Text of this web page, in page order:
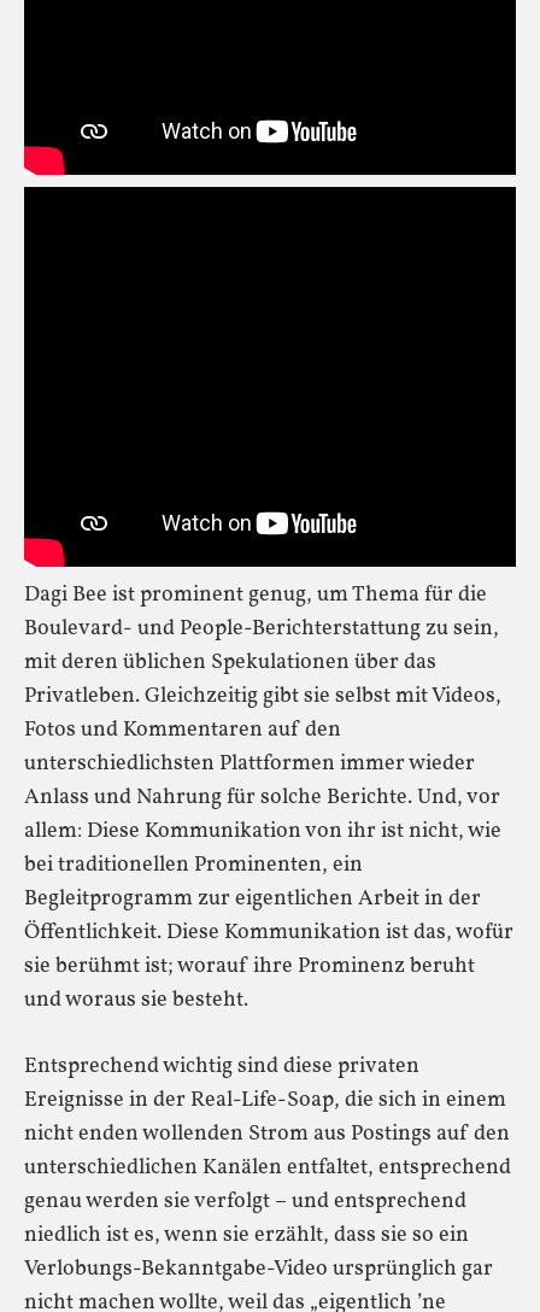
Dagi Bee ist prominent genug, um Thema für die
Boulevard- und People-Berichterstattung zu sein,
mit deren üblichen Spekulationen über das
Privatleben. Gleichzeitig gibt sie selbst mit Videos,
Fotos und Kommentaren auf den
unterschiedlichsten Plattformen immer wieder
Anlass und Nahrung für solche Berichte. Und, vor
allem: Diese Kommunikation von ihr ist nicht, wie
bei traditionellen Prominenten, ein
Begleitprogramm zur eigentlichen Arbeit in der
Öffentlichkeit. Diese Kommunikation ist das, wofür
sie berühmt ist; worauf ihre Prominenz beruht
und woraus sie besteht.
Entsprechend wichtig sind diese privaten
Ereignisse in der Real-Life-Soap, die sich in einem
nicht enden wollenden Strom aus Postings auf den
unterschiedlichen Kanälen entfaltet, entsprechend
genau werden sie verfolgt – und entsprechend
niedlich ist es, wenn sie erzählt, dass sie so ein
Verlobungs-Bekanntgabe-Video ursprünglich gar
nicht machen wollte, weil das „eigentlich ’ne